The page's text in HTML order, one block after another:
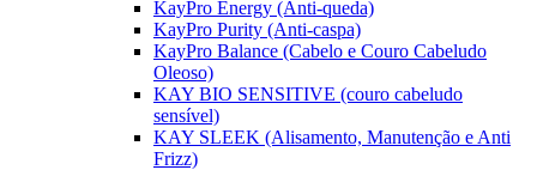
KayPro Energy (Anti-queda)
KayPro Purity (Anti-caspa)
KayPro Balance (Cabelo e Couro Cabeludo
Oleoso)
KAY BIO SENSITIVE (couro cabeludo
sensível)
KAY SLEEK (Alisamento, Manutenção e Anti
Frizz)